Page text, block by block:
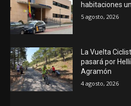
habitaciones
5 agosto, 2026
La Vuelta
pasará por
Agramón
4 agosto, 2026